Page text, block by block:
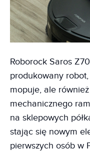
Roborock Saros
produkowany
mopuje, ale
mechanicznego
na sklepowych
stając się nowym
pierwszych osób w